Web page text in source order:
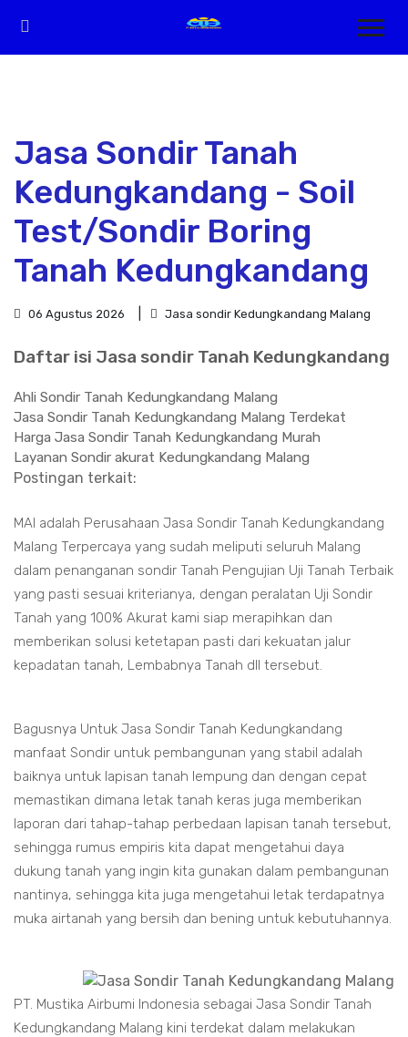
Jasa Sondir Tanah
Kedungkandang - Soil
Test/Sondir Boring
Tanah Kedungkandang
06 Agustus 2026 Jasa sondir Kedungkandang Malang
Daftar isi Jasa sondir Tanah Kedungkandang
Ahli Sondir Tanah Kedungkandang Malang
Jasa Sondir Tanah Kedungkandang Malang Terdekat
Harga Jasa Sondir Tanah Kedungkandang Murah
Layanan Sondir akurat Kedungkandang Malang
Postingan terkait:
MAI adalah Perusahaan Jasa Sondir Tanah Kedungkandang
Malang Terpercaya yang sudah meliputi seluruh Malang
dalam penanganan sondir Tanah Pengujian Uji Tanah Terbaik
yang pasti sesuai kriterianya, dengan peralatan Uji Sondir
Tanah yang 100% Akurat kami siap merapihkan dan
memberikan solusi ketetapan pasti dari kekuatan jalur
kepadatan tanah, Lembabnya Tanah dll tersebut.
Bagusnya Untuk Jasa Sondir Tanah Kedungkandang
manfaat Sondir untuk pembangunan yang stabil adalah
baiknya untuk lapisan tanah lempung dan dengan cepat
memastikan dimana letak tanah keras juga memberikan
laporan dari tahap-tahap perbedaan lapisan tanah tersebut,
sehingga rumus empiris kita dapat mengetahui daya
dukung tanah yang ingin kita gunakan dalam pembangunan
nantinya, sehingga kita juga mengetahui letak terdapatnya
muka airtanah yang bersih dan bening untuk kebutuhannya.
PT. Mustika Airbumi Indonesia sebagai Jasa Sondir Tanah
Kedungkandang Malang kini terdekat dalam melakukan